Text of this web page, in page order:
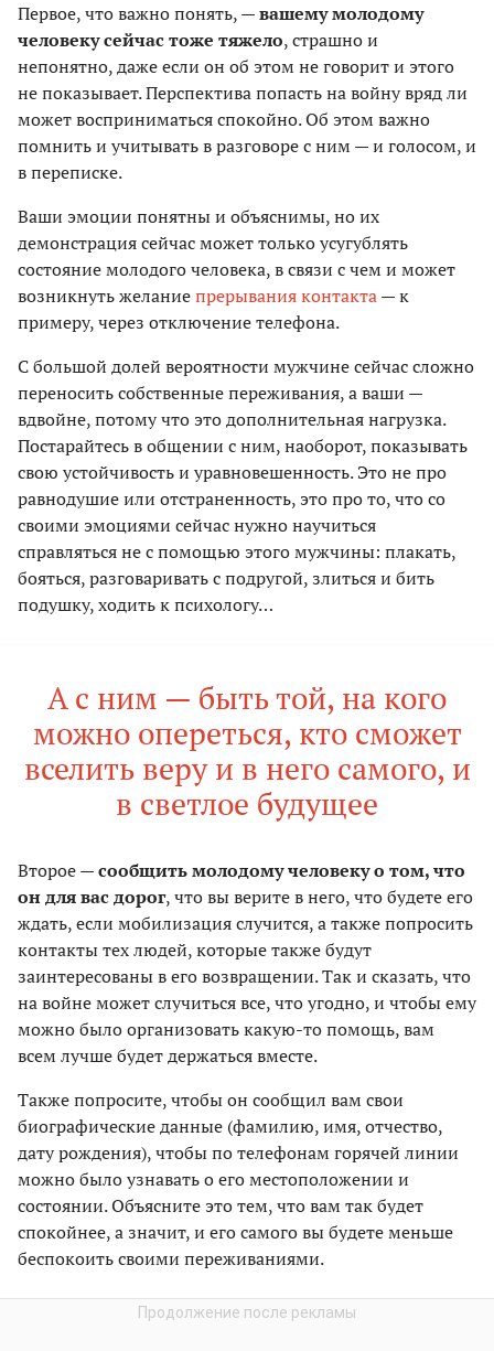
Первое, что важно понять, —вашему молодому
человеку сейчас тоже тяжело, страшно и
непонятно, даже если он об этом не говорит и этого
не показывает. Перспектива попасть на войну вряд ли
может восприниматься спокойно. Об этом важно
помнить и учитывать в разговоре с ним — и голосом, и
в переписке.
Ваши эмоции понятны и объяснимы, но их
демонстрация сейчас может только усугублять
состояние молодого человека, в связи с чем и может
возникнуть желаниепрерывания контакта— к
примеру, через отключение телефона.
С большой долей вероятности мужчине сейчас сложно
переносить собственные переживания, а ваши —
вдвойне, потому что это дополнительная нагрузка.
Постарайтесь в общении с ним, наоборот, показывать
свою устойчивость и уравновешенность. Это не про
равнодушие или отстраненность, это про то, что со
своими эмоциями сейчас нужно научиться
справляться не с помощью этого мужчины: плакать,
бояться, разговаривать с подругой, злиться и бить
подушку, ходить к психологу…
А с ним — быть той, на кого
можно опереться, кто сможет
вселить веру и в него самого, и
в светлое будущее
Второе —сообщить молодому человеку о том, что
он для вас дорог, что вы верите в него, что будете его
ждать, если мобилизация случится, а также попросить
контакты тех людей, которые также будут
заинтересованы в его возвращении. Так и сказать, что
на войне может случиться все, что угодно, и чтобы ему
можно было организовать какую-то помощь, вам
всем лучше будет держаться вместе.
Также попросите, чтобы он сообщил вам свои
биографические данные (фамилию, имя, отчество,
дату рождения), чтобы по телефонам горячей линии
можно было узнавать о его местоположении и
состоянии. Объясните это тем, что вам так будет
спокойнее, а значит, и его самого вы будете меньше
беспокоить своими переживаниями.